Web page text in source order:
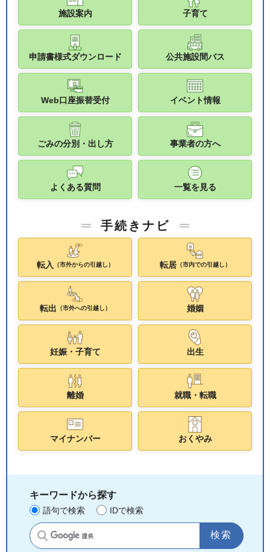
施設案内 子育て
申請書様式ダウンロード 公共施設間バス
Web口座振替受付 イベント情報
ごみの分別・出し方 事業者の方へ
よくある質問 一覧を見る
手続きナビ
転入 （市外からの引越し） 転居（市内での引越し）
転出 （市外への引越し） 婚姻
妊娠・子育て 出生
離婚 就職・転職
マイナンバー おくやみ
キーワードから探す
語句で検索 IDで検索
サイト内検索